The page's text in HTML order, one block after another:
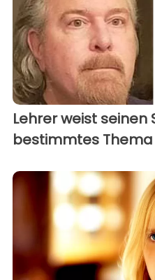
Lehrer weist seinen
bestimmtes Thema